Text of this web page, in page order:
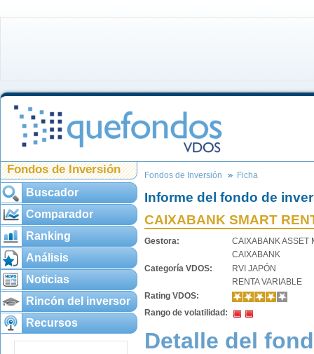
Fondos de Inversión
Buscador
Comparador
Ranking
Análisis
Noticias
Rincón del inversor
Recursos
Fondos de Inversión Ficha
Informe del fondo de
CAIXABANK SMART
Gestora:
CAIXABANK ASSET
CAIXABANK
Categoría VDOS:
RVI JAPÓN
RENTA VARIABLE
Rating VDOS:
Rango de volatilidad:
Detalle del